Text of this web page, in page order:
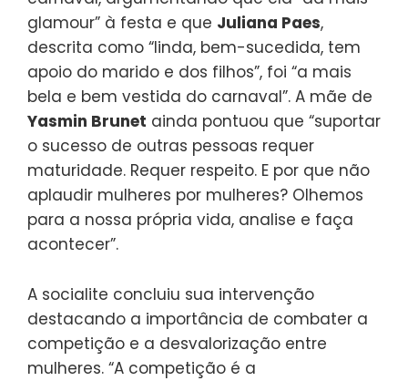
glamour” à festa e que Juliana Paes,
descrita como “linda, bem-sucedida, tem
apoio do marido e dos filhos”, foi “a mais
bela e bem vestida do carnaval”. A mãe de
Yasmin Brunet ainda pontuou que “suportar
o sucesso de outras pessoas requer
maturidade. Requer respeito. E por que não
aplaudir mulheres por mulheres? Olhemos
para a nossa própria vida, analise e faça
acontecer”.
A socialite concluiu sua intervenção
destacando a importância de combater a
competição e a desvalorização entre
mulheres. “A competição é a